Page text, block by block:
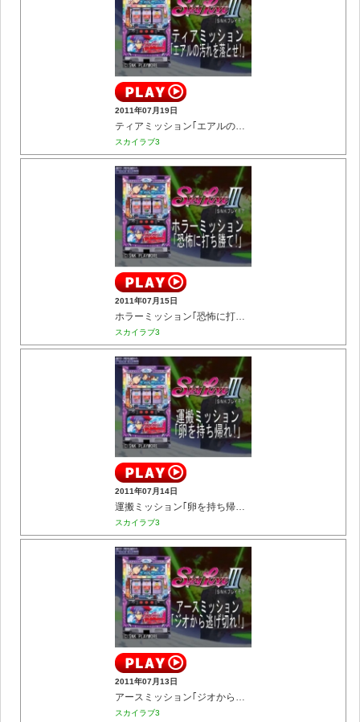
2011年07月19日
ティアミッション｢エアルの汚れを落とせ!｣
スカイラブ3
2011年07月15日
ホラーミッション｢恐怖に打ち勝て!｣
スカイラブ3
2011年07月14日
運搬ミッション｢卵を持ち帰れ!｣
スカイラブ3
2011年07月13日
アースミッション｢ジオから逃げ切れ!｣
スカイラブ3